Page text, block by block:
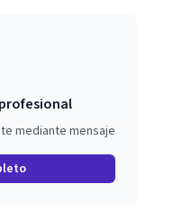
mediante mensaje